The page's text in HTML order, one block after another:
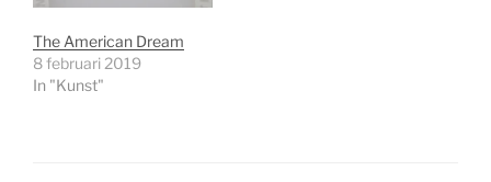
The American Dream
8 februari 2019
In "Kunst"